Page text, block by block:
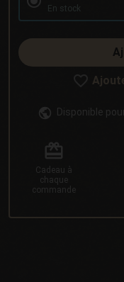
En stock
Disponible
Cadeau à
chaque
commande